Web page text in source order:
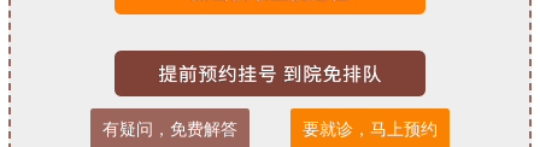
有疑问，免费解答 要就诊，马上预约